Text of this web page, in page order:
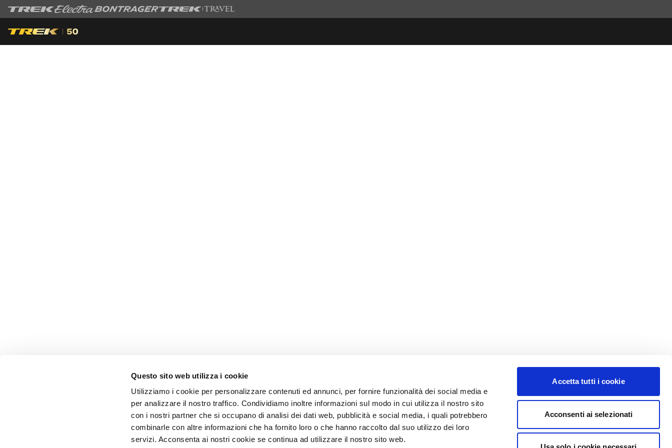
Questo sito web utilizza i cookie
Utilizziamo i cookie per personalizzare contenuti ed annunci, per fornire funzionalità dei social media e
per analizzare il nostro traffico. Condividiamo inoltre informazioni sul modo in cui utilizza il nostro sito
con i nostri partner che si occupano di analisi dei dati web, pubblicità e social media, i quali potrebbero
combinarle con altre informazioni che ha fornito loro o che hanno raccolto dal suo utilizzo dei loro
servizi. Acconsenta ai nostri cookie se continua ad utilizzare il nostro sito web.
Accetta tutti i cookie
Acconsenti ai selezionati